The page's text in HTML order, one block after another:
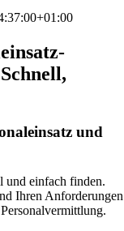
und
und einfach finden.
Ihren Anfor­de­rungen